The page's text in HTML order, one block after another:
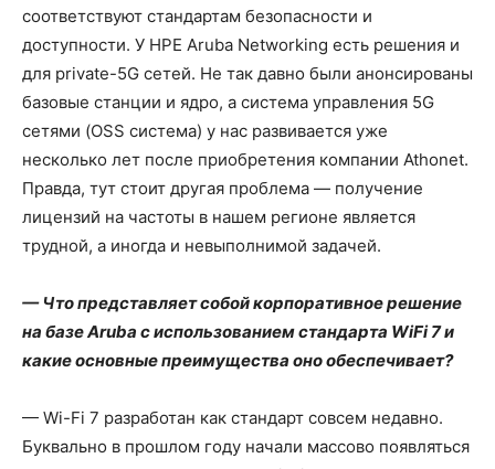
соответствуют стандартам безопасности и
доступности. У HPE Aruba Networking есть решения и
для private-5G сетей. Не так давно были анонсированы
базовые станции и ядро, а система управления 5G
сетями (OSS система) у нас развивается уже
несколько лет после приобретения компании Athonet.
Правда, тут стоит другая проблема — получение
лицензий на частоты в нашем регионе является
трудной, а иногда и невыполнимой задачей.
— Что представляет собой корпоративное решение
на базе Aruba с использованием стандарта WiFi 7 и
какие основные преимущества оно обеспечивает?
— Wi-Fi 7 разработан как стандарт совсем недавно.
Буквально в прошлом году начали массово появляться